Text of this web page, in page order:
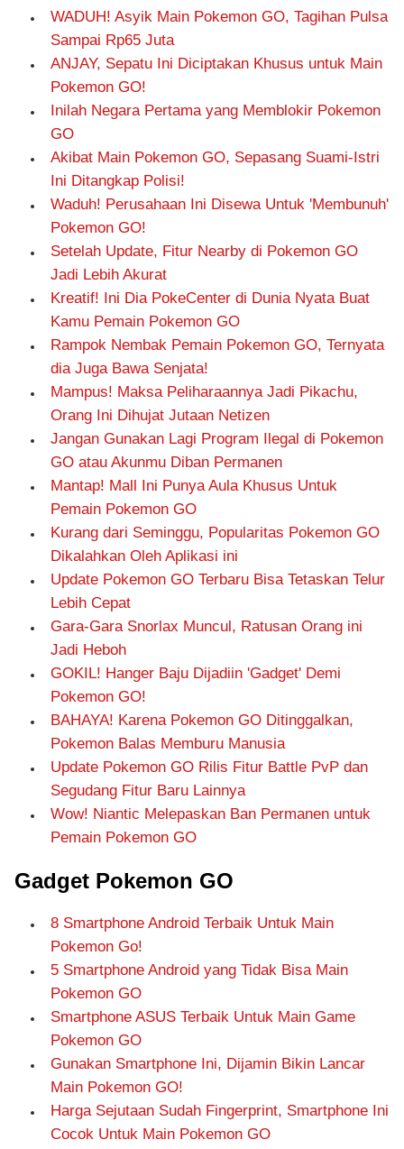
WADUH! Asyik Main Pokemon GO, Tagihan Pulsa
Sampai Rp65 Juta
ANJAY, Sepatu Ini Diciptakan Khusus untuk Main
Pokemon GO!
Inilah Negara Pertama yang Memblokir Pokemon
GO
Akibat Main Pokemon GO, Sepasang Suami-Istri
Ini Ditangkap Polisi!
Waduh! Perusahaan Ini Disewa Untuk 'Membunuh'
Pokemon GO!
Setelah Update, Fitur Nearby di Pokemon GO
Jadi Lebih Akurat
Kreatif! Ini Dia PokeCenter di Dunia Nyata Buat
Kamu Pemain Pokemon GO
Rampok Nembak Pemain Pokemon GO, Ternyata
dia Juga Bawa Senjata!
Mampus! Maksa Peliharaannya Jadi Pikachu,
Orang Ini Dihujat Jutaan Netizen
Jangan Gunakan Lagi Program Ilegal di Pokemon
GO atau Akunmu Diban Permanen
Mantap! Mall Ini Punya Aula Khusus Untuk
Pemain Pokemon GO
Kurang dari Seminggu, Popularitas Pokemon GO
Dikalahkan Oleh Aplikasi ini
Update Pokemon GO Terbaru Bisa Tetaskan Telur
Lebih Cepat
Gara-Gara Snorlax Muncul, Ratusan Orang ini
Jadi Heboh
GOKIL! Hanger Baju Dijadiin 'Gadget' Demi
Pokemon GO!
BAHAYA! Karena Pokemon GO Ditinggalkan,
Pokemon Balas Memburu Manusia
Update Pokemon GO Rilis Fitur Battle PvP dan
Segudang Fitur Baru Lainnya
Wow! Niantic Melepaskan Ban Permanen untuk
Pemain Pokemon GO
Gadget Pokemon GO
8 Smartphone Android Terbaik Untuk Main
Pokemon Go!
5 Smartphone Android yang Tidak Bisa Main
Pokemon GO
Smartphone ASUS Terbaik Untuk Main Game
Pokemon GO
Gunakan Smartphone Ini, Dijamin Bikin Lancar
Main Pokemon GO!
Harga Sejutaan Sudah Fingerprint, Smartphone Ini
Cocok Untuk Main Pokemon GO